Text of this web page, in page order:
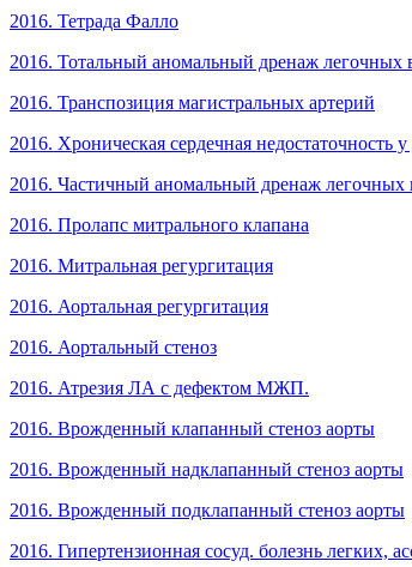
2016. Тетрада Фалло
2016. Тотальный аномальный дренаж легочных
2016. Транспозиция магистральных артерий
2016. Хроническая сердечная недостаточность у
2016. Частичный аномальный дренаж
2016. Пролапс митрального клапана
2016. Митральная регургитация
2016. Аортальная регургитация
2016. Аортальный стеноз
2016. Атрезия ЛА с дефектом МЖП.
2016. Врожденный клапанный стеноз аорты
2016. Врожденный надклапанный стеноз аорты
2016. Врожденный подклапанный стеноз аорты
2016. Гипертензионная сосуд. болезнь легких,